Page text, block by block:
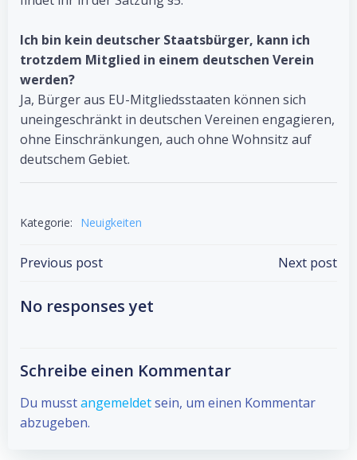
Ich bin kein deutscher Staatsbürger, kann ich
trotzdem Mitglied in einem deutschen Verein
werden?
Ja, Bürger aus EU-Mitgliedsstaaten können sich
uneingeschränkt in deutschen Vereinen engagieren,
ohne Einschränkungen, auch ohne Wohnsitz auf
deutschem Gebiet.
Kategorie: Neuigkeiten
Post
navigation
Previous post Next post
No responses yet
Schreibe einen Kommentar
Du musstangemeldetsein, um einen Kommentar
abzugeben.